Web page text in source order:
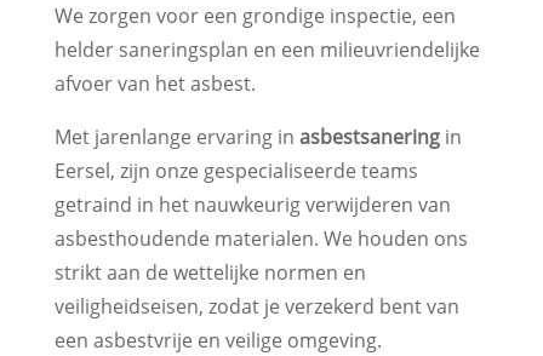
We zorgen voor een grondige inspectie, een
helder saneringsplan en een milieuvriendelijke
afvoer van het asbest.
Met jarenlange ervaring in asbestsaneringin
Eersel, zijn onze gespecialiseerde teams
getraind in het nauwkeurig verwijderen van
asbesthoudende materialen. We houden ons
strikt aan de wettelijke normen en
veiligheidseisen, zodat je verzekerd bent van
een asbestvrije en veilige omgeving.